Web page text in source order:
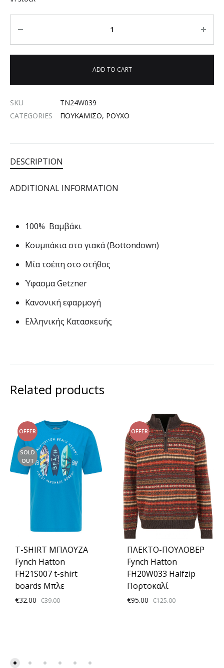
ADD TO CART
SKU
TN24W039
CATEGORIES
ΠΟΥΚΑΜΙΣΟ, ΡΟΥΧΟ
DESCRIPTION
ADDITIONAL INFORMATION
100% Βαμβάκι
Κουμπάκια στο γιακά (Bottondown)
Μία τσέπη στο στήθος
Ύφασμα Getzner
Κανονική εφαρμογή
Ελληνικής Κατασκευής
Related products
OFFER
SOLD
OUT
T-SHIRT ΜΠΛΟΥΖΑ
Fynch Hatton
FH21S007 t-shirt
boards Μπλε
€32.00 €39.00
OFFER
ΠΛΕΚΤΟ-ΠΟΥΛΟΒΕΡ
Fynch Hatton
FH20W033 Halfzip
Πορτοκαλί
€95.00 €125.00